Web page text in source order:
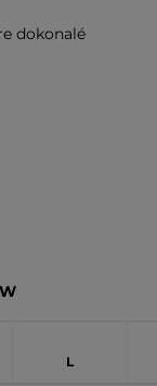
dokonalé
L